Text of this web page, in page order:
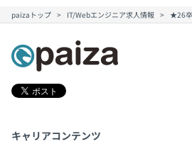
3カ月（待遇の変更はありません）
・オラクル認定資格制度（データ
定資格）
メンター制度の有無
あり
キャリアコンサルティング制度の
なし
業界団体が実施する資格制度
paizaトップ IT/Webエンジニア求人情報 ★26卒
キャリアコンテンツ